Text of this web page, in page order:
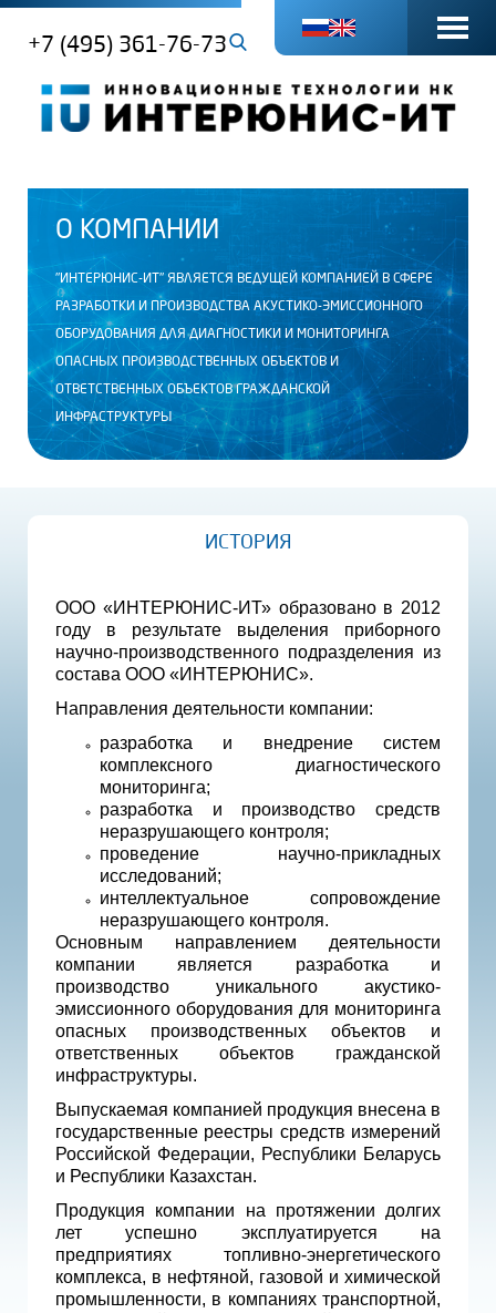
+7 (495) 361-76-73
О КОМПАНИИ
"ИНТЕРЮНИС-ИТ" ЯВЛЯЕТСЯ ВЕДУЩЕЙ КОМПАНИЕЙ В СФЕРЕ
РАЗРАБОТКИ И ПРОИЗВОДСТВА АКУСТИКО-ЭМИССИОННОГО
ОБОРУДОВАНИЯ ДЛЯ ДИАГНОСТИКИ И МОНИТОРИНГА
ОПАСНЫХ ПРОИЗВОДСТВЕННЫХ ОБЪЕКТОВ И
ОТВЕТСТВЕННЫХ ОБЪЕКТОВ ГРАЖДАНСКОЙ
ИНФРАСТРУКТУРЫ
ИСТОРИЯ
ООО «ИНТЕРЮНИС-ИТ» образовано в 2012
году в результате выделения приборного
научно-производственного подразделения из
состава ООО «ИНТЕРЮНИС».
Направления деятельности компании:
разработка и внедрение систем
комплексного диагностического
мониторинга;
разработка и производство средств
неразрушающего контроля;
проведение научно-прикладных
исследований;
интеллектуальное сопровождение
неразрушающего контроля.
Основным направлением деятельности
компании является разработка и
производство уникального акустико-
эмиссионного оборудования для мониторинга
опасных производственных объектов и
ответственных объектов гражданской
инфраструктуры.
Выпускаемая компанией продукция внесена в
государственные реестры средств измерений
Российской Федерации, Республики Беларусь
и Республики Казахстан.
Продукция компании на протяжении долгих
лет успешно эксплуатируется на
предприятиях топливно-энергетического
комплекса, в нефтяной, газовой и химической
промышленности, в компаниях транспортной,